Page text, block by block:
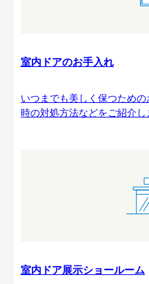
室内ドアのお手入れ
いつまでも美しく保つため
時の対処方法などをご紹介し
室内ドア展示ショールーム